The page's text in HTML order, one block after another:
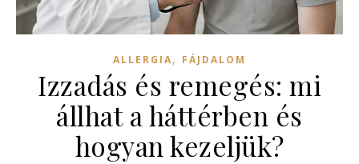
ALLERGIA, FÁJDALOM
Izzadás és remegés: mi
állhat a háttérben és
hogyan kezeljük?